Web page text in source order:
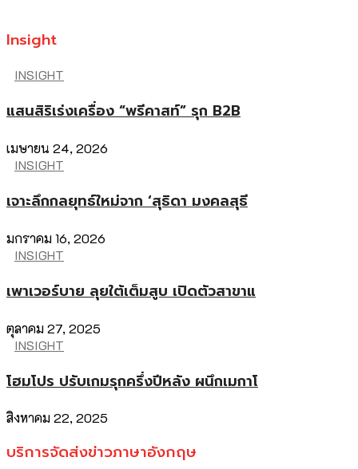
Insight
INSIGHT
แสนสิริเร่งเครื่อง “พรีคาสท์” รุก B2B
เมษายน 24, 2026
INSIGHT
เจาะลึกกลยุทธ์ใหม่จาก ‘สุธิดา มงคลสุธี
มกราคม 16, 2026
INSIGHT
เพาเวอร์บาย ลุยใต้เต็มสูบ เปิดตัวสาขาแ
ตุลาคม 27, 2025
INSIGHT
โฮมโปร ปรับเกมรุกครึ่งปีหลัง ผนึกเมกาโ
สิงหาคม 22, 2025
บริการจัดส่งข่าวภาษาอังกฤษ